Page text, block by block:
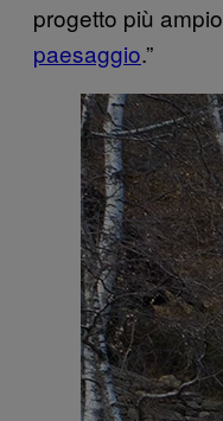
progetto più
paesaggio.”